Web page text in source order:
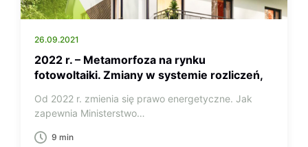
26.09.2021
2022 r. – Metamorfoza na rynku
fotowoltaiki. Zmiany w systemie rozliczeń,
Od 2022 r. zmienia się prawo energetyczne. Jak
zapewnia Ministerstwo…
9 min